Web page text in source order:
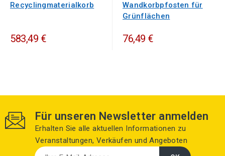
Recyclingmaterialkorb
583,49 €
Wandkorbpfosten für
Grünflächen
76,49 €
Für unseren Newsletter anmelden
Erhalten Sie alle aktuellen Informationen zu
Veranstaltungen, Verkäufen und Angeboten